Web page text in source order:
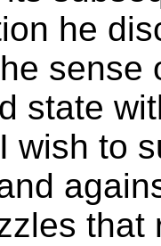
he
sense
state
wish to
that